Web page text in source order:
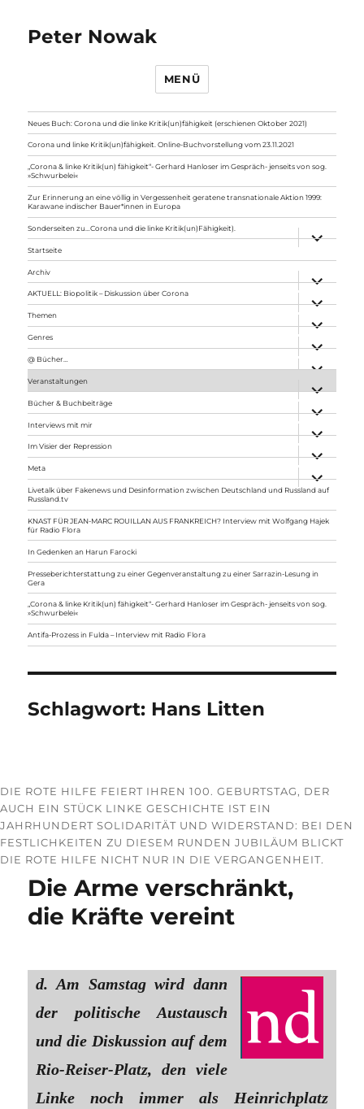
Peter Nowak
MENÜ
Neues Buch: Corona und die linke Kritik(un)fähigkeit (erschienen Oktober 2021)
Corona und linke Kritik(un)fähigkeit. Online-Buchvorstellung vom 23.11.2021
„Corona & linke Kritik(un) fähigkeit“- Gerhard Hanloser im Gespräch- jenseits von sog.
»Schwurbelei«
Zur Erinnerung an eine völlig in Vergessenheit geratene transnationale Aktion 1999:
Karawane indischer Bauer*innen in Europa
Sonderseiten zu…Corona und die linke Kritik(un)Fähigkeit).
anzeigen
Startseite
Archiv
anzeigen
AKTUELL: Biopolitik – Diskussion über Corona
anzeigen
Themen
anzeigen
Genres
anzeigen
@ Bücher…
Veranstaltungen
anzeigen
Bücher & Buchbeiträge
anzeigen
Interviews mit mir
anzeigen
Im Visier der Repression
anzeigen
Meta
anzeigen
Livetalk über Fakenews und Desinformation zwischen Deutschland und Russland auf
Russland.tv
KNAST FÜR JEAN-MARC ROUILLAN AUS FRANKREICH? Interview mit Wolfgang Hajek
für Radio Flora
In Gedenken an Harun Farocki
Presseberichterstattung zu einer Gegenveranstaltung zu einer Sarrazin-Lesung in
Gera
„Corona & linke Kritik(un) fähigkeit“- Gerhard Hanloser im Gespräch- jenseits von sog.
»Schwurbelei«
Antifa-Prozess in Fulda – Interview mit Radio Flora
Schlagwort: Hans Litten
DIE ROTE HILFE FEIERT IHREN 100. GEBURTSTAG, DER
AUCH EIN STÜCK LINKE GESCHICHTE IST EIN
JAHRHUNDERT SOLIDARITÄT UND WIDERSTAND: BEI DEN
FESTLICHKEITEN ZU DIESEM RUNDEN JUBILÄUM BLICKT
DIE ROTE HILFE NICHT NUR IN DIE VERGANGENHEIT.
Die Arme verschränkt,
die Kräfte vereint
d. Am Samstag wird dann
der politische Austausch
und die Diskussion auf dem
Rio-Reiser-Platz, den viele
Linke noch immer als Heinrichplatz